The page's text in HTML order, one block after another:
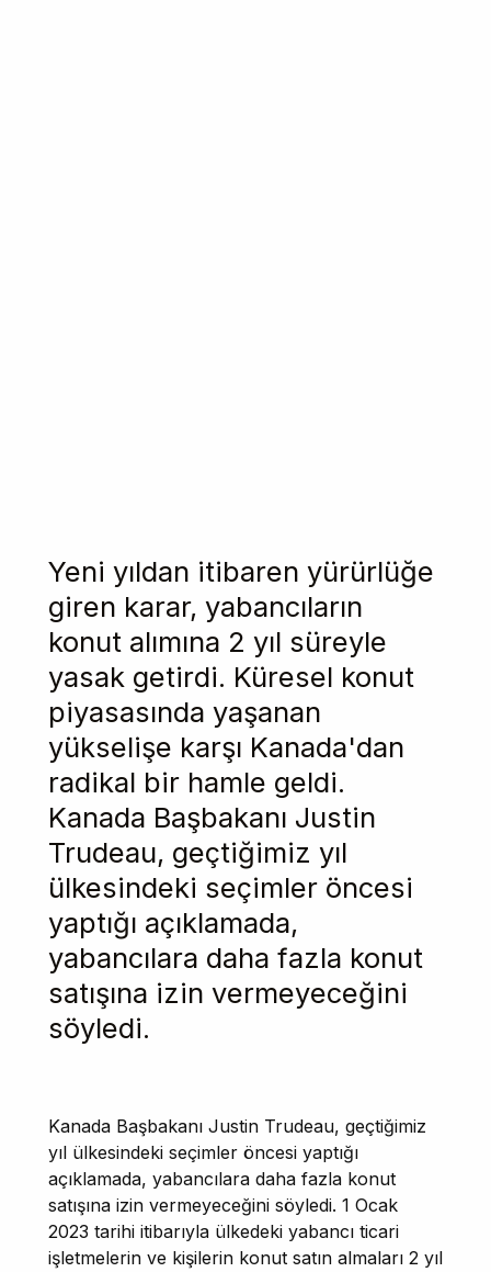
Yeni yıldan itibaren yürürlüğe
giren karar, yabancıların
konut alımına 2 yıl süreyle
yasak getirdi. Küresel konut
piyasasında yaşanan
yükselişe karşı Kanada'dan
radikal bir hamle geldi.
Kanada Başbakanı Justin
Trudeau, geçtiğimiz yıl
ülkesindeki seçimler öncesi
yaptığı açıklamada,
yabancılara daha fazla konut
satışına izin vermeyeceğini
söyledi.
Kanada Başbakanı Justin Trudeau, geçtiğimiz
yıl ülkesindeki seçimler öncesi yaptığı
açıklamada, yabancılara daha fazla konut
satışına izin vermeyeceğini söyledi. 1 Ocak
2023 tarihi itibarıyla ülkedeki yabancı ticari
işletmelerin ve kişilerin konut satın almaları 2 yıl